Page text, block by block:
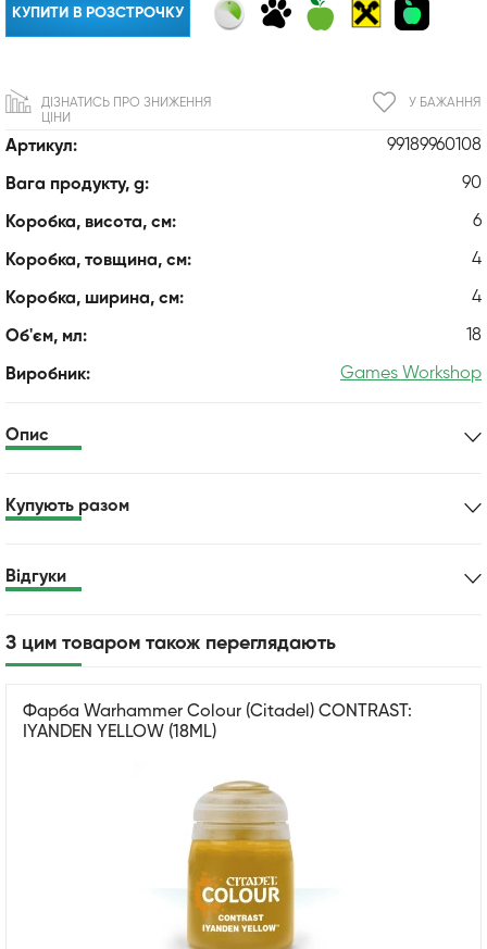
Артикул: 99189960108
Вага продукту, g: 90
Коробка, висота, см: 6
Коробка, товщина, см: 4
Коробка, ширина, см: 4
Об'єм, мл: 18
Виробник: Games Workshop
КУПИТИ В РОЗСТРОЧКУ
У БАЖАННЯ
ДІЗНАТИСЬ ПРО ЗНИЖЕННЯ
ЦІНИ
Опис
Купують разом
Відгуки
З цим товаром також переглядають
Фарба Warhammer Colour (Citadel) CONTRAST:
IYANDEN YELLOW (18ML)